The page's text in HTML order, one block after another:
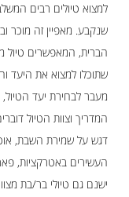
למצוא טיולים רבים
שנקבע. מאפיין זה מוכר
הברית, המאפשרים טיול
שתוכלו למצוא את היעד
מעבר לבחירת יעד הטיול,
המדריך וצוות הטיול
דגש על שמירת השבת,
העשירים באטרקציות,
ישנם גם טיולי בר/בת